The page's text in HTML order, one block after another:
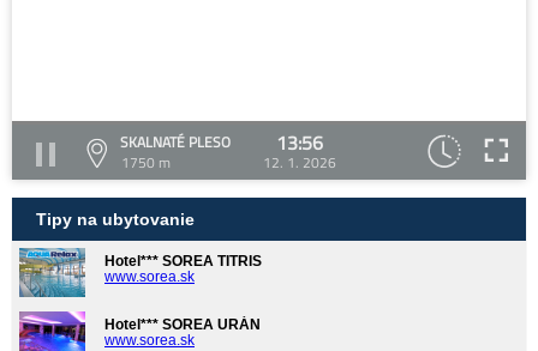
SKALNATÉ PLESO
1750 m
13:56
12. 1. 2026
Tipy na ubytovanie
Hotel*** SOREA TITRIS
www.sorea.sk
Hotel*** SOREA URÁN
www.sorea.sk